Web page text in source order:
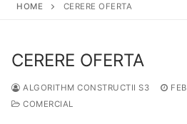
HOME CERERE OFERTA
CERERE OFERTA
ALGORITHM CONSTRUCTII S3
COMERCIAL